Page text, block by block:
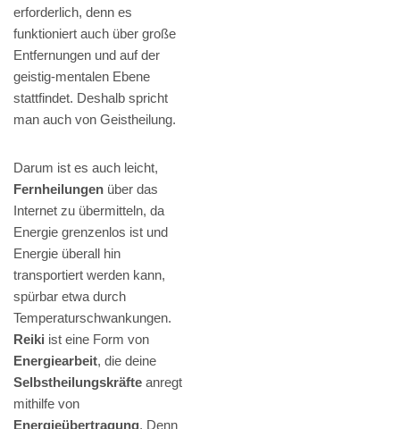
erforderlich, denn es
funktioniert auch über große
Entfernungen und auf der
geistig-mentalen Ebene
stattfindet. Deshalb spricht
man auch von Geistheilung.
Darum ist es auch leicht,
Fernheilungen über das
Internet zu übermitteln, da
Energie grenzenlos ist und
Energie überall hin
transportiert werden kann,
spürbar etwa durch
Temperaturschwankungen.
Reiki ist eine Form von
Energiearbeit, die deine
Selbstheilungskräfte anregt
mithilfe von
Energieübertragung. Denn